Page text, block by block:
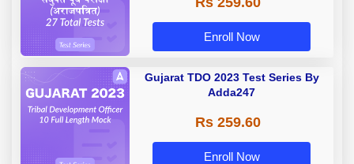
Enroll Now
Gujarat TDO 2023 Test Series By
Adda247
Rs 259.60
Enroll Now